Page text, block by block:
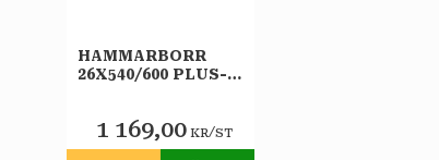
HAMMARBORR
26X540/600 PLUS-F
1 169,00KR/ST